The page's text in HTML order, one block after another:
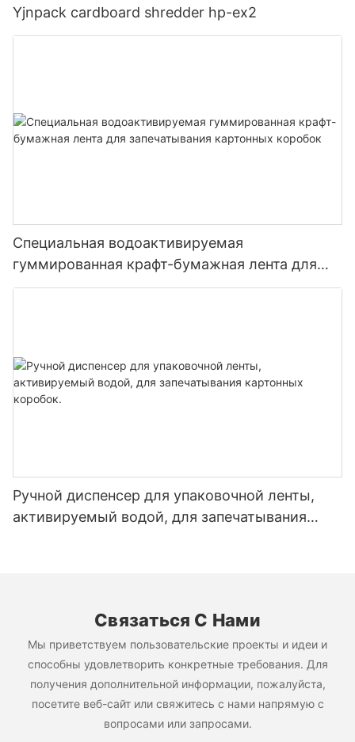
Yjnpack cardboard shredder hp-ex2
Специальная водоактивируемая
гуммированная крафт-бумажная лента для
запечатывания картонных коробок
Ручной диспенсер для упаковочной ленты,
активируемый водой, для запечатывания
Связаться С Нами
Мы приветствуем пользовательские проекты и идеи и
способны удовлетворить конкретные требования. Для
получения дополнительной информации, пожалуйста,
посетите веб-сайт или свяжитесь с нами напрямую с
вопросами или запросами.